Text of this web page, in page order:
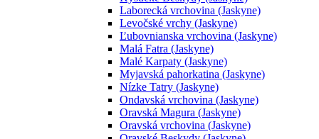
Laborecká vrchovina (Jaskyne)
Levočské vrchy (Jaskyne)
Ľubovnianska vrchovina (Jaskyne)
Malá Fatra (Jaskyne)
Malé Karpaty (Jaskyne)
Myjavská pahorkatina (Jaskyne)
Nízke Tatry (Jaskyne)
Ondavská vrchovina (Jaskyne)
Oravská Magura (Jaskyne)
Oravská vrchovina (Jaskyne)